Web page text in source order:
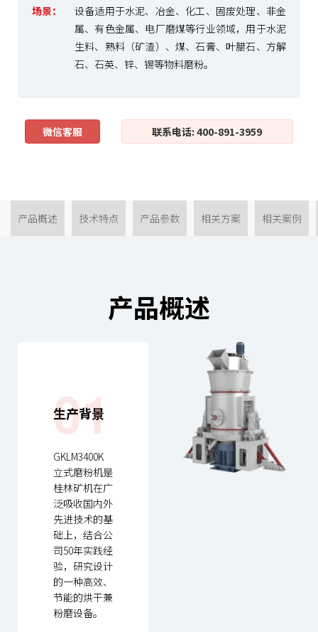
场景：
设备适用于水泥、冶金、化工、固废处理、非金
属、有色金属、电厂磨煤等行业领域，用于水泥
生料、熟料（矿渣）、煤、石膏、叶腊石、方解
石、石英、锌、锡等物料磨粉。
微信客服 联系电话: 400-891-3959
产品概述 技术特点 产品参数 相关方案 相关案例
产品概述
01
生产背景
GKLM3400K
立式磨粉机是
桂林矿机在广
泛吸收国内外
先进技术的基
础上，结合公
司50年实践经
验，研究设计
的一种高效、
节能的烘干兼
粉磨设备。